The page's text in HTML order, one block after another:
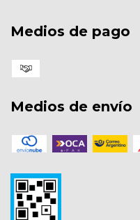
Medios de pago
Medios de envío